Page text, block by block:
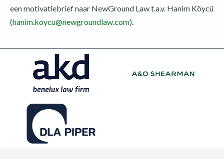
een motivatiebrief naar NewGround Law t.a.v. Hanim Köycü
(hanim.koycu@newgroundlaw.com).